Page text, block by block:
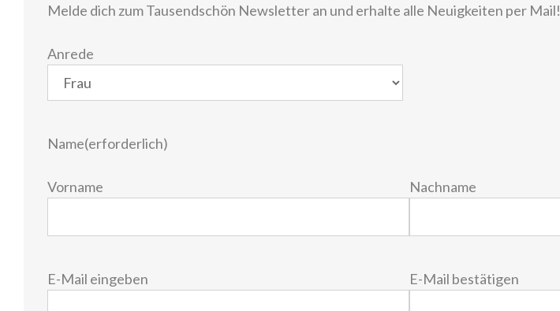
Melde dich zum Tausendschön Newsletter an und erhalte alle Neuigkeiten per Mail!
Anrede
Name(erforderlich)
Vorname Nachname
E-
E-Mail eingeben E-Mail bestätigen